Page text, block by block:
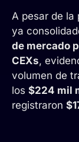
A pesar de la
ya
de mercado
CEXs,
volumen de
los $224 mil
registraron